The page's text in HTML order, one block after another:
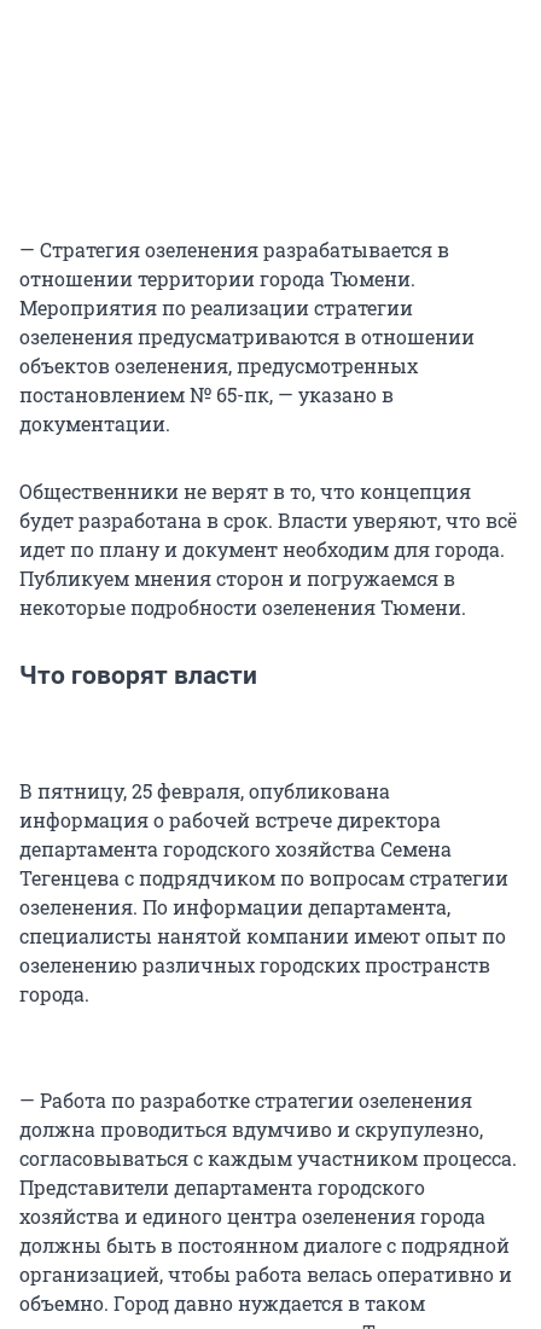
— Стратегия озеленения разрабатывается в
отношении территории города Тюмени.
Мероприятия по реализации стратегии
озеленения предусматриваются в отношении
объектов озеленения, предусмотренных
постановлением № 65-пк, — указано в
документации.
Общественники не верят в то, что концепция
будет разработана в срок. Власти уверяют, что всё
идет по плану и документ необходим для города.
Публикуем мнения сторон и погружаемся в
некоторые подробности озеленения Тюмени.
Что говорят власти
В пятницу, 25 февраля, опубликована
информация о рабочей встрече директора
департамента городского хозяйства Семена
Тегенцева с подрядчиком по вопросам стратегии
озеленения. По информации департамента,
специалисты нанятой компании имеют опыт по
озеленению различных городских пространств
города.
— Работа по разработке стратегии озеленения
должна проводиться вдумчиво и скрупулезно,
согласовываться с каждым участником процесса.
Представители департамента городского
хозяйства и единого центра озеленения города
должны быть в постоянном диалоге с подрядной
организацией, чтобы работа велась оперативно и
объемно. Город давно нуждается в таком